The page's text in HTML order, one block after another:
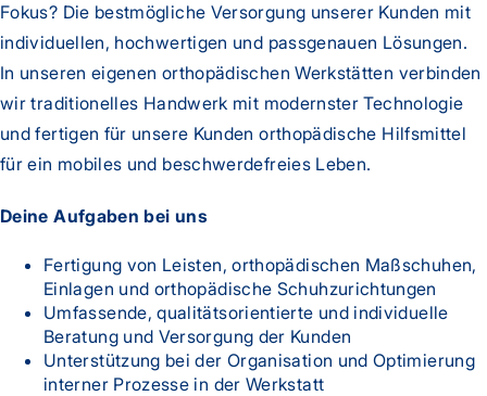
Fokus? Die bestmögliche Versorgung unserer Kunden mit
individuellen, hochwertigen und passgenauen Lösungen.
In unseren eigenen orthopädischen Werkstätten verbinden
wir traditionelles Handwerk mit modernster Technologie
und fertigen für unsere Kunden orthopädische Hilfsmittel
für ein mobiles und beschwerdefreies Leben.
Deine Aufgaben bei uns
Fertigung von Leisten, orthopädischen Maßschuhen,
Einlagen und orthopädische Schuhzurichtungen
Umfassende, qualitätsorientierte und individuelle
Beratung und Versorgung der Kunden
Unterstützung bei der Organisation und Optimierung
interner Prozesse in der Werkstatt